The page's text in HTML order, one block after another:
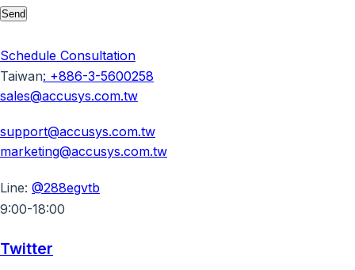
Send
Schedule Consultation
Taiwan: +886-3-5600258
sales@accusys.com.tw
support@accusys.com.tw
marketing@accusys.com.tw
Line: @288egvtb
9:00-18:00
Twitter